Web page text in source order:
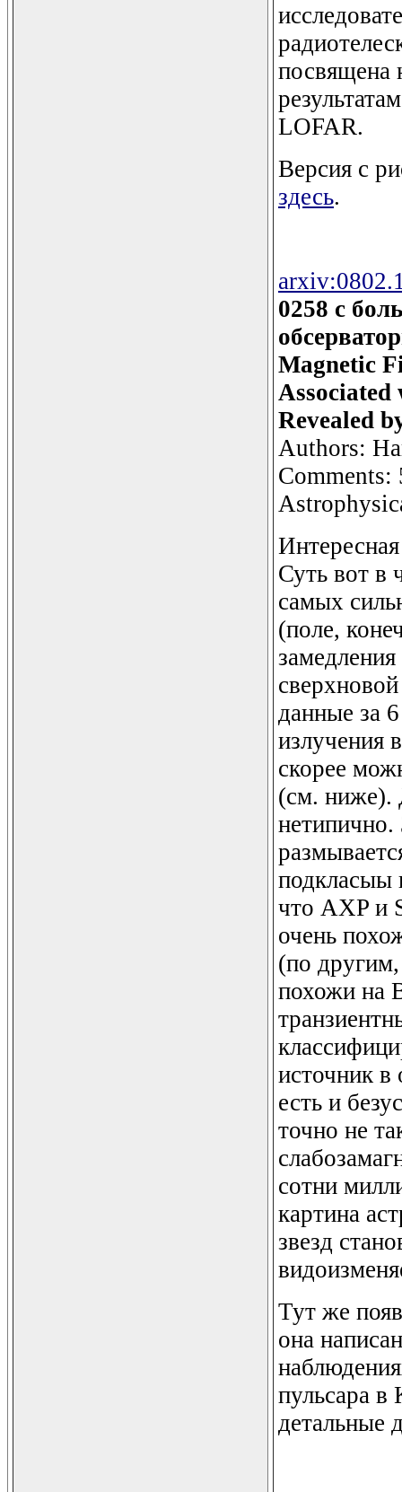
посвящена
LOFAR.
Версия с
здесь.
0258 с
Magnetic
Associated
Revealed
Authors:
Comments:
Суть вот в
самых
(поле,
данные за
излучения
скорее
(см. ниже).
нетипично.
подкласыы
что AXP и
очень
(по
похожи на
источник в
есть и
точно не
сотни
картина
звезд
Тут же
она
пульсара в
детальные